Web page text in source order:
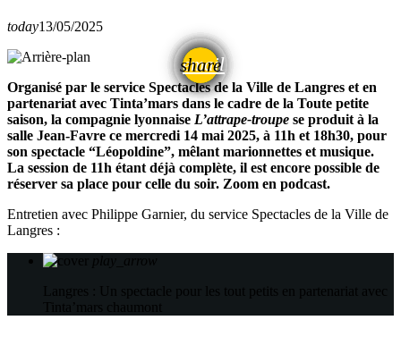
today13/05/2025
share
email
Organisé par le service Spectacles de la Ville de Langres et en
partenariat avec Tinta’mars dans le cadre de la Toute petite
saison, la compagnie lyonnaise L’attrape-troupe se produit à la
salle Jean-Favre ce mercredi 14 mai 2025, à 11h et 18h30, pour
son spectacle “Léopoldine”, mêlant marionnettes et musique.
La session de 11h étant déjà complète, il est encore possible de
réserver sa place pour celle du soir. Zoom en podcast.
Entretien avec Philippe Garnier, du service Spectacles de la Ville de
Langres :
play_arrow
Langres : Un spectacle pour les tout petits en partenariat avec
Tinta’mars chaumont